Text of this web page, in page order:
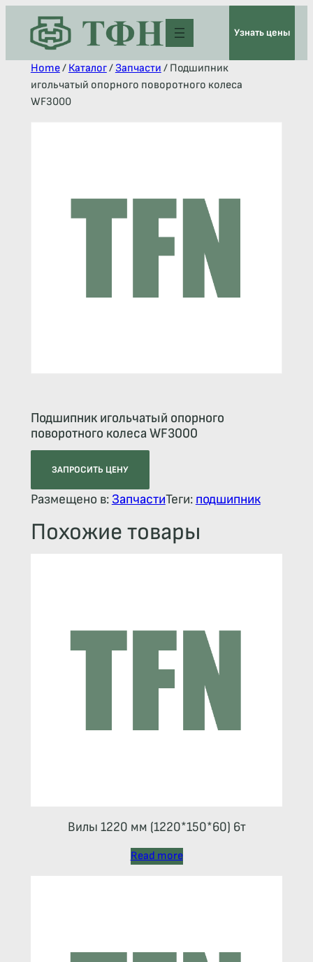
Узнать цены
Home/ Каталог/ Запчасти / Подшипник
игольчатый опорного поворотного колеса
WF3000
Подшипник игольчатый опорного
поворотного колеса WF3000
ЗАПРОСИТЬ ЦЕНУ
Размещено в: ЗапчастиТеги: подшипник
Похожие товары
Вилы 1220 мм (1220*150*60) 6т
Read more